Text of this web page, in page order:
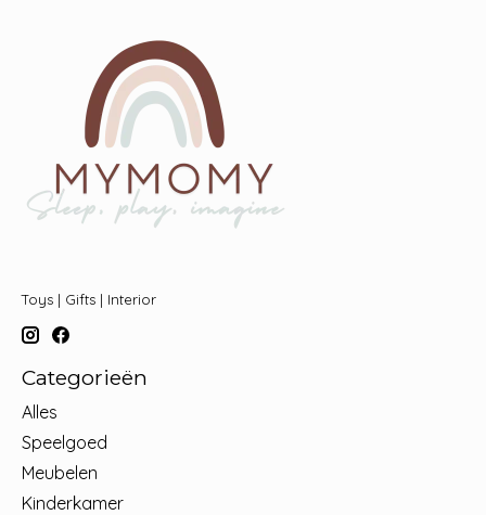
Toys | Gifts | Interior
Categorieën
Alles
Speelgoed
Meubelen
Kinderkamer